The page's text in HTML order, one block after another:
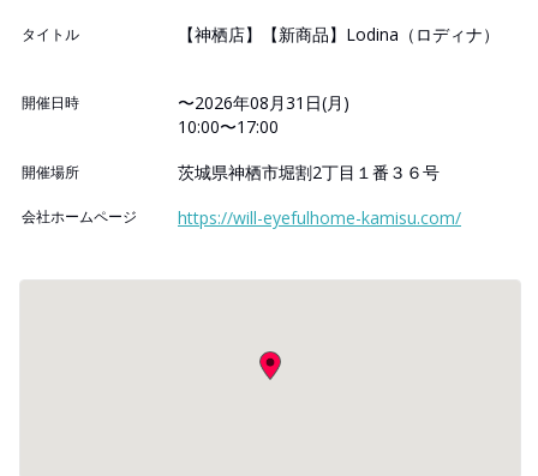
タイトル 【神栖店】【新商品】Lodina（ロディナ）
開催日時
〜2026年08月31日(月)
10:00〜17:00
開催場所 茨城県神栖市堀割2丁目１番３６号
会社ホームページ https://will-eyefulhome-kamisu.com/